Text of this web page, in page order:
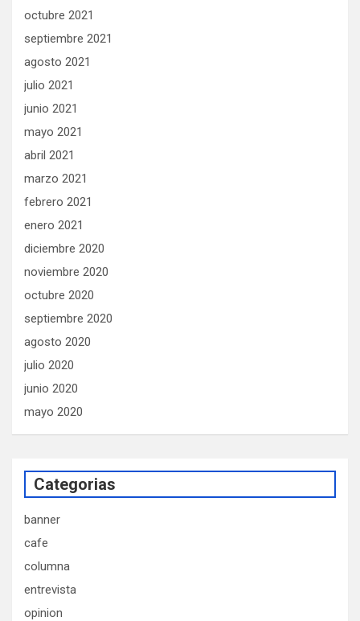
octubre 2021
septiembre 2021
agosto 2021
julio 2021
junio 2021
mayo 2021
abril 2021
marzo 2021
febrero 2021
enero 2021
diciembre 2020
noviembre 2020
octubre 2020
septiembre 2020
agosto 2020
julio 2020
junio 2020
mayo 2020
Categorias
banner
cafe
columna
entrevista
opinion